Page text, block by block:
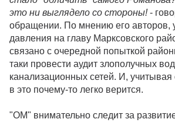
это ни выглядело со стороны!-
обращении. По мнению его авторов,
давления на главу Марксовского
связано с очередной попыткой
таки провести аудит злополучных
канализационных сетей. И,
в это почему-то легко верится.
"ОМ" внимательно следит за